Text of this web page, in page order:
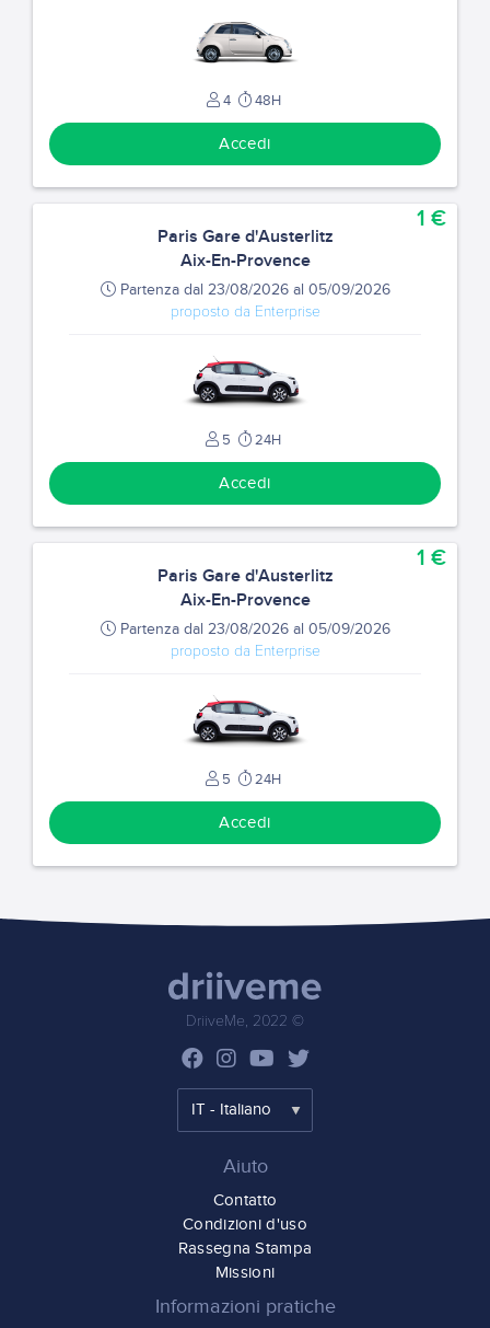
4 48H
Accedi
Paris Gare d'Austerlitz
Aix-En-Provence
Partenza dal 23/08/2026 al 05/09/2026
proposto da Enterprise
5 24H
1 €
Accedi
Paris Gare d'Austerlitz
Aix-En-Provence
Partenza dal 23/08/2026 al 05/09/2026
proposto da Enterprise
5 24H
1 €
Accedi
DriiveMe, 2022 ©
Aiuto
Contatto
Condizioni d'uso
Rassegna Stampa
Missioni
Informazioni pratiche